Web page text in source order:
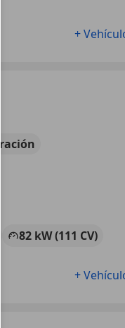
+
82 kW (111 CV)
+